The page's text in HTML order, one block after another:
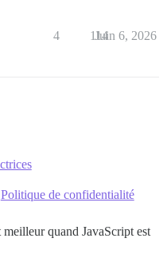
4 114
Juin 6, 2026
Politique de confidentialité
meilleur quand JavaScript est